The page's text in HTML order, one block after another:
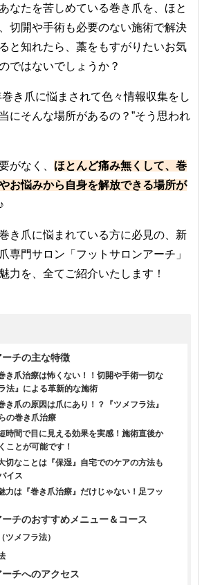
なたを苦しめている巻き爪を、ほと
切開や手術も必要のない施術で解決
と知れたら、藁をもすがりたいお気
ではないでしょうか？
き爪に悩まされて色々情報収集をし
にそんな場所があるの？”そう思われ
がなく、 ほとんど痛み無くして、巻
お悩みから自身を解放できる場所が
き爪に悩まれている方に必見の、新
専門サロン「フットサロンアーチ」
力を、全てご紹介いたします！
チの主な特徴
き爪治療は怖くない！！切開や手術一切な
法』による革新的な施術
き爪の原因は爪にあり！？『ツメフラ法』
の巻き爪治療
時間で目に見える効果を実感！施術直後か
ことが可能です！
切なことは『保湿』自宅でのケアの方法も
イス
力は『巻き爪治療』だけじゃない！足フッ
チのおすすめメニュー＆コース
ツメフラ法）
チへのアクセス